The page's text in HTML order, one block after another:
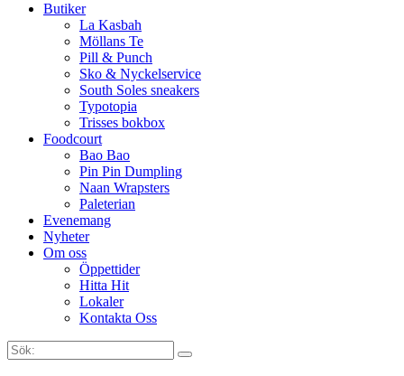
Butiker
La Kasbah
Möllans Te
Pill & Punch
Sko & Nyckelservice
South Soles sneakers
Typotopia
Trisses bokbox
Foodcourt
Bao Bao
Pin Pin Dumpling
Naan Wrapsters
Paleterian
Evenemang
Nyheter
Om oss
Öppettider
Hitta Hit
Lokaler
Kontakta Oss
Sök:
Search